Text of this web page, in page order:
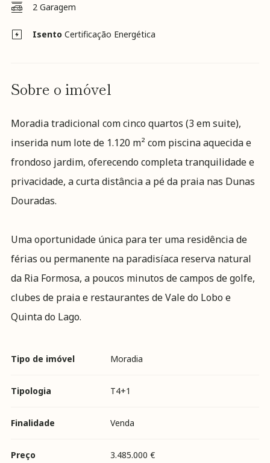
2 Garagem
Isento Certificação Energética
Sobre o imóvel
Moradia tradicional com cinco quartos (3 em suite),
inserida num lote de 1.120 m² com piscina aquecida e
frondoso jardim, oferecendo completa tranquilidade e
privacidade, a curta distância a pé da praia nas Dunas
Douradas.
Uma oportunidade única para ter uma residência de
férias ou permanente na paradisíaca reserva natural
da Ria Formosa, a poucos minutos de campos de golfe,
clubes de praia e restaurantes de Vale do Lobo e
Quinta do Lago.
Tipo de imóvel Moradia
Tipologia T4+1
Finalidade Venda
Preço 3.485.000 €